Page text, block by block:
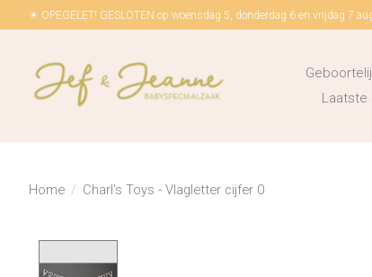
☀ OPEGELET! GESLOTEN op woensdag 5, donderdag 6 en vrijdag 7
Laatste
Home / Charl's Toys - Vlagletter cijfer 0